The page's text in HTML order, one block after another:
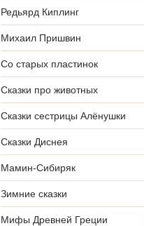
Редьярд Киплинг
Михаил Пришвин
Со старых пластинок
Сказки про животных
Сказки сестрицы Алёнушки
Сказки Диснея
Мамин-Сибиряк
Зимние сказки
Мифы Древней Греции